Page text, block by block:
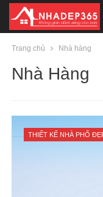
Trang chủ Nhà hàng
Nhà Hàng
THIẾT KẾ NHÀ PHỐ